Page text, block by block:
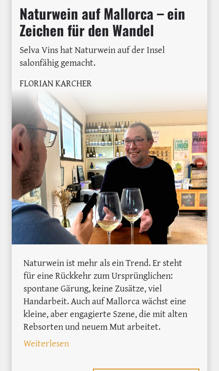
Naturwein auf Mallorca – ein
Zeichen für den Wandel
Selva Vins hat Naturwein auf der Insel
salonfähig gemacht.
FLORIAN KARCHER
Naturwein ist mehr als ein Trend. Er steht
für eine Rückkehr zum Ursprünglichen:
spontane Gärung, keine Zusätze, viel
Handarbeit. Auch auf Mallorca wächst eine
kleine, aber engagierte Szene, die mit alten
Rebsorten und neuem Mut arbeitet.
Weiterlesen